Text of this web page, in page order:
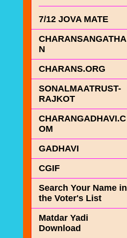
7/12 JOVA MATE
CHARANSANGATHA
N
CHARANS.ORG
SONALMAATRUST-
RAJKOT
CHARANGADHAVI.C
OM
GADHAVI
CGIF
Search Your Name in
the Voter's List
Matdar Yadi
Download